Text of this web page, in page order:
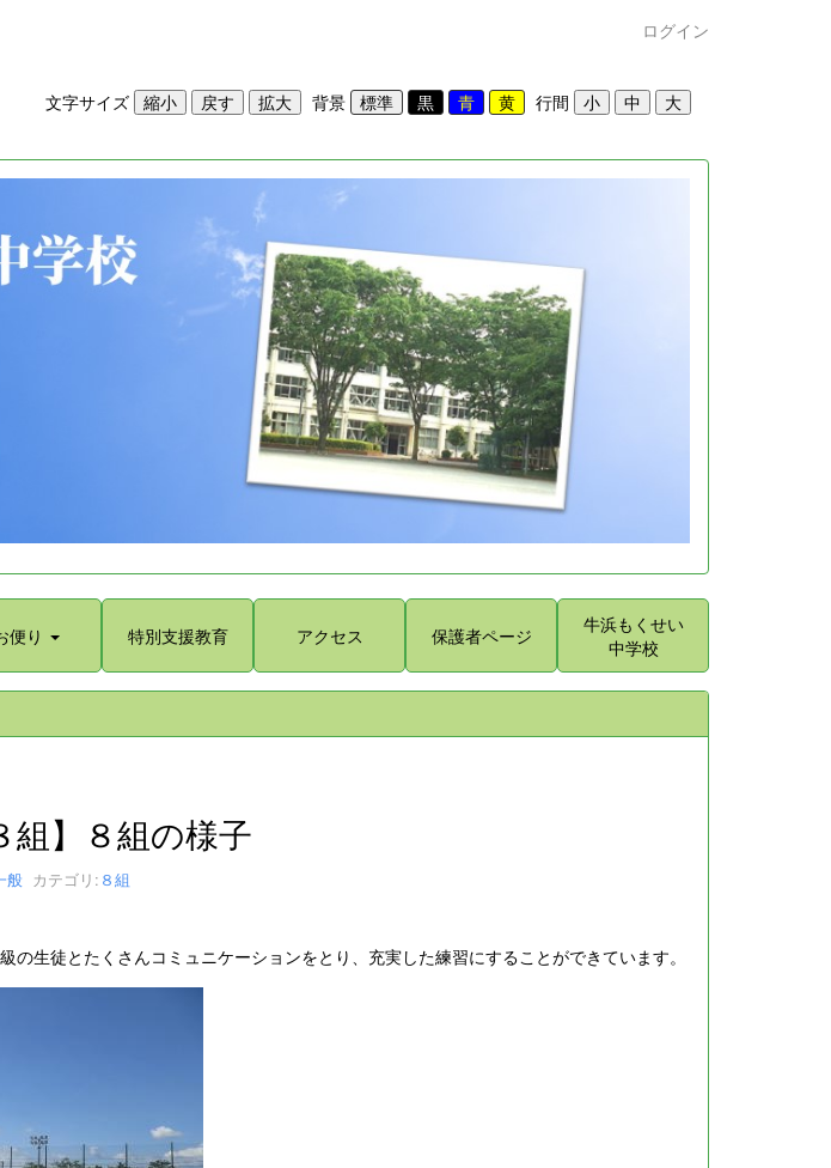
ログイン
文字サイズ 背景 行間
便り 特別支援教育 アクセス 保護者ページ
牛浜もくせい
中学校
組】８組の様子
般 カテゴリ: ８組
の生徒とたくさんコミュニケーションをとり、充実した練習にすることができています。